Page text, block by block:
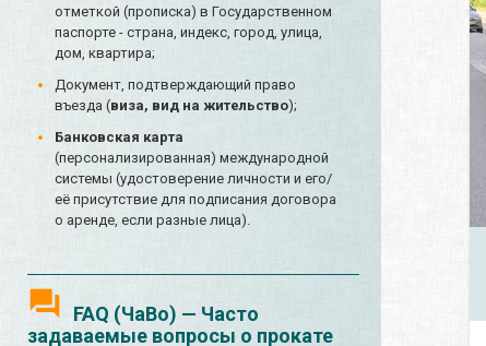
отметкой (прописка) в Государственном
паспорте - страна, индекс, город, улица,
дом, квартира;
Документ, подтверждающий право
въезда (виза, вид на жительство);
Банковская карта
(персонализированная) международной
системы (удостоверение личности и его/
её присутствие для подписания договора
о аренде, если разные лица).
FAQ (ЧаВо) — Часто
задаваемые вопросы о прокате